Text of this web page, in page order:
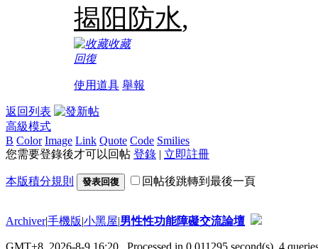
揭阳防水,
收藏
回復
使用道具 舉報
返回列表
高級模式
B Color Image Link Quote Code Smilies
您需要登錄後才可以回帖 登錄 | 立即註冊
本版積分規則 發表回復 回帖後跳轉到最後一頁
Archiver|手機版|小黑屋|男性性功能障礙交流論壇
GMT+8, 2026-8-9 16:20 , Processed in 0.011295 second(s), 4